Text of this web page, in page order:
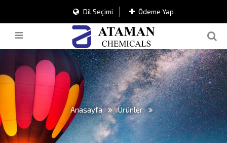
Dil Seçimi Ödeme Yap
Anasayfa Ürünler